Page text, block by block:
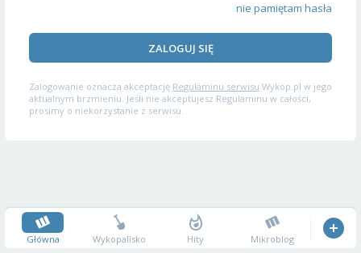
nie pamiętam hasła
ZALOGUJ SIĘ
Zalogowanie oznacza akceptację Regulaminu serwisu Wykop.pl w jego
aktualnym brzmieniu. Jeśli nie akceptujesz Regulaminu w całości,
prosimy o niekorzystanie z serwisu.
Główna Wykopalisko Hity Mikroblog